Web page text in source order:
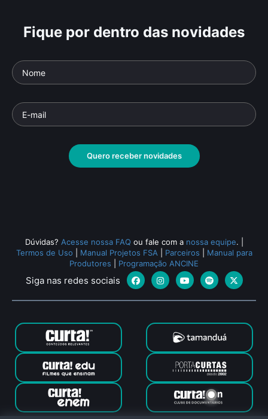
Parte
Fique por dentro das novidades
Quero receber novidades
Dúvidas? Acesse nossa FAQ ou fale com a nossa equipe.
Termos de Uso
Manual Projetos FSA Parceiros
Manual para
Produtores
Programação ANCINE
Siga nas redes sociais